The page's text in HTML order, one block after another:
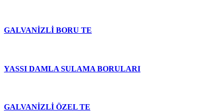
GALVANİZLİ BORU TE
YASSI DAMLA SULAMA BORULARI
GALVANİZLİ ÖZEL TE